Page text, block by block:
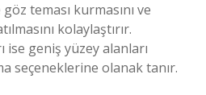
teması kurmasını ve
kolaylaştırır.
ise geniş yüzey alanları
seçeneklerine olanak tanır.